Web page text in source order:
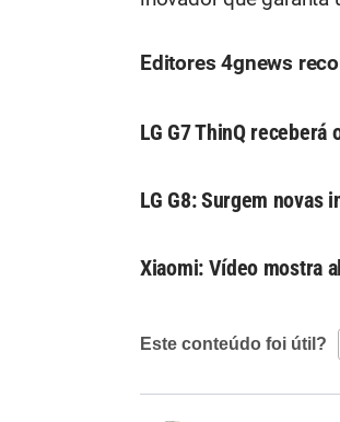
Editores 4gnews
LG G7 ThinQ
LG G8: Surgem novas
Xiaomi: Vídeo mostra
Este conteúdo foi útil?